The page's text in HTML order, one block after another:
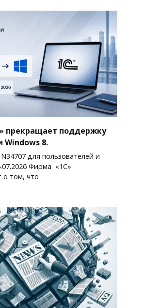
прекращает поддержку
Windows 8.
для пользователей и
Фирма «1С»
о том, что